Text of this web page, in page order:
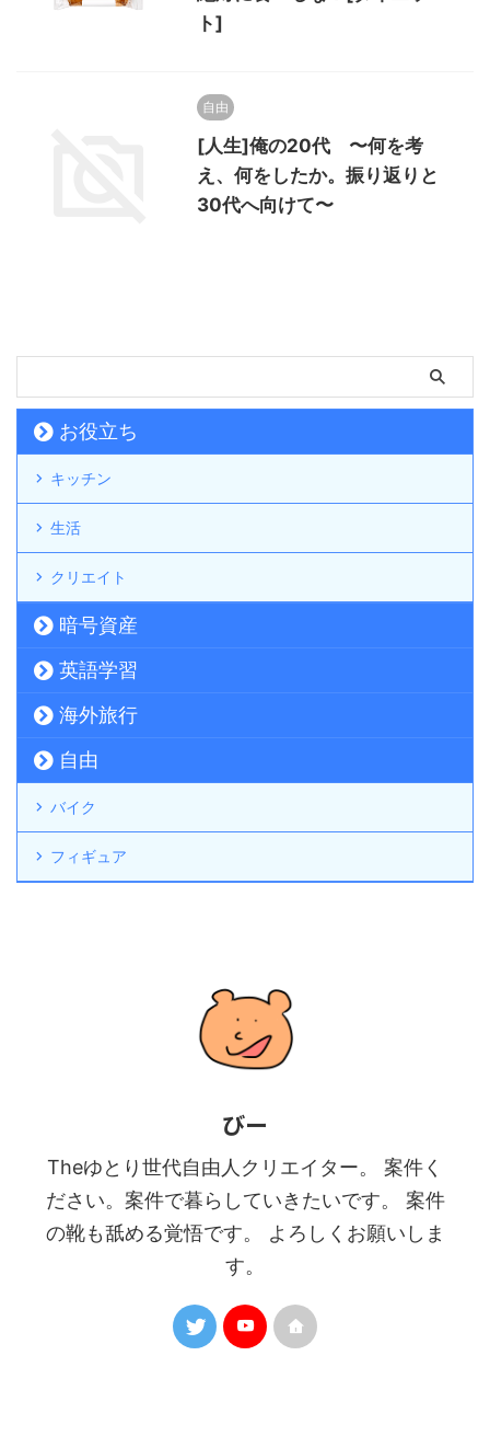
ト]
自由
[人生]俺の20代 〜何を考
え、何をしたか。振り返りと
30代へ向けて〜
お役立ち
キッチン
生活
クリエイト
暗号資産
英語学習
海外旅行
自由
バイク
フィギュア
びー
Theゆとり世代自由人クリエイター。 案件く
ださい。案件で暮らしていきたいです。 案件
の靴も舐める覚悟です。 よろしくお願いしま
す。